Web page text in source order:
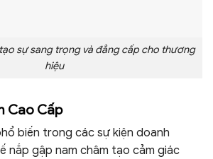
sự sang trọng và đẳng cấp cho thương
hiệu
Cao Cấp
biến trong các sự kiện doanh
nắp gập nam châm tạo cảm giác